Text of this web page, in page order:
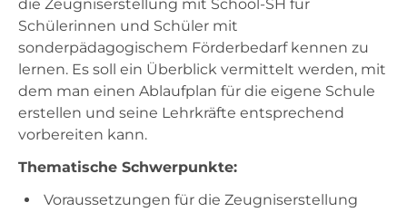
0. Umstellung zu School-SH
I. Schule / Schulleitung
II. Schülerinnen und Schüler
III. Stundenplanung mit Untis
IV. Zeugnisse
V. Jahreswechsel
die Zeugniserstellung mit School-SH für
Schülerinnen und Schüler mit
sonderpädagogischem Förderbedarf kennen zu
lernen. Es soll ein Überblick vermittelt werden, mit
dem man einen Ablaufplan für die eigene Schule
erstellen und seine Lehrkräfte entsprechend
vorbereiten kann.
Thematische Schwerpunkte:
Voraussetzungen für die Zeugniserstellung